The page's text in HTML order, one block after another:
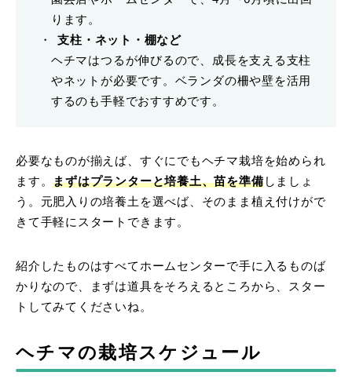
ります。
支柱・ネット・棚など
ヘチマはつるが伸びるので、成長を支える支柱
やネットが必要です。ベランダの柵や壁を活用
するのも手軽でおすすめです。
必要なものが揃えば、すぐにでもヘチマ栽培を始められ
ます。まずはプランターと培養土、苗を準備しましょ
う。元肥入りの培養土を選べば、そのまま植え付けがで
きて手軽にスタートできます。
紹介したものはすべてホームセンターで手に入るものば
かりなので、まずは道具をそろえるところから、スター
トしてみてくださいね。
ヘチマの栽培スケジュール